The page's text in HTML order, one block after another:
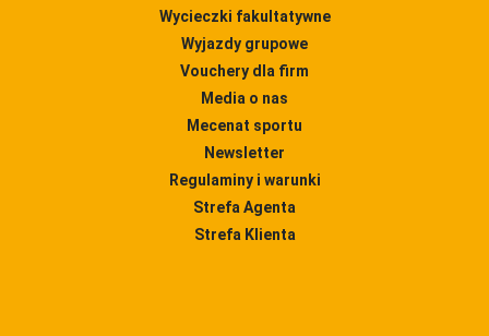
Wycieczki fakultatywne
Wyjazdy grupowe
Vouchery dla firm
Media o nas
Mecenat sportu
Newsletter
Regulaminy i warunki
Strefa Agenta
Strefa Klienta